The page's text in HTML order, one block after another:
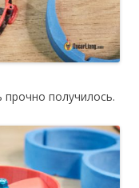
получилось.